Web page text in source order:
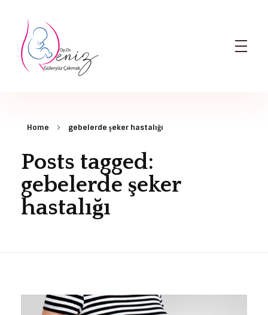
Home gebelerde şeker hastalığı
Posts tagged:
gebelerde şeker
hastalığı